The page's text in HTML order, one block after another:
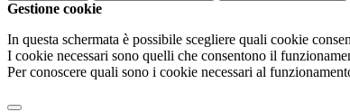
Gestione cookie
In questa schermata è possibile scegliere quali cookie
I cookie necessari sono quelli che consentono il
Per conoscere quali sono i cookie necessari al